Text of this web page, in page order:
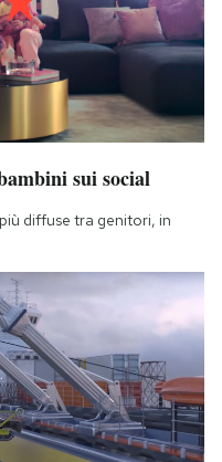
sui social
diffuse tra genitori, in